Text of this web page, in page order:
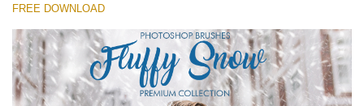
FREE DOWNLOAD